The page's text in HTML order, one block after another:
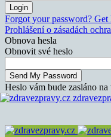
Forgot your password? Get
Prohlášení o zásadách
Obnova hesla
Obnovit své heslo
Heslo vám bude zasláno na